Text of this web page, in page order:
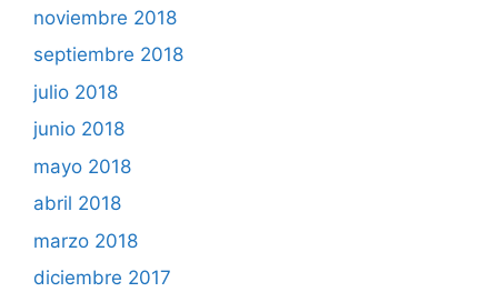
noviembre 2018
septiembre 2018
julio 2018
junio 2018
mayo 2018
abril 2018
marzo 2018
diciembre 2017